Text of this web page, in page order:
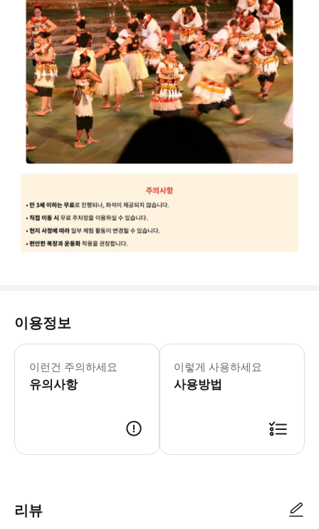
이용정보
이런건 주의하세요
유의사항
준비물 편한 복장과 신발: 넓은 공원
이렇게 사용하세요
사용방법
리뷰